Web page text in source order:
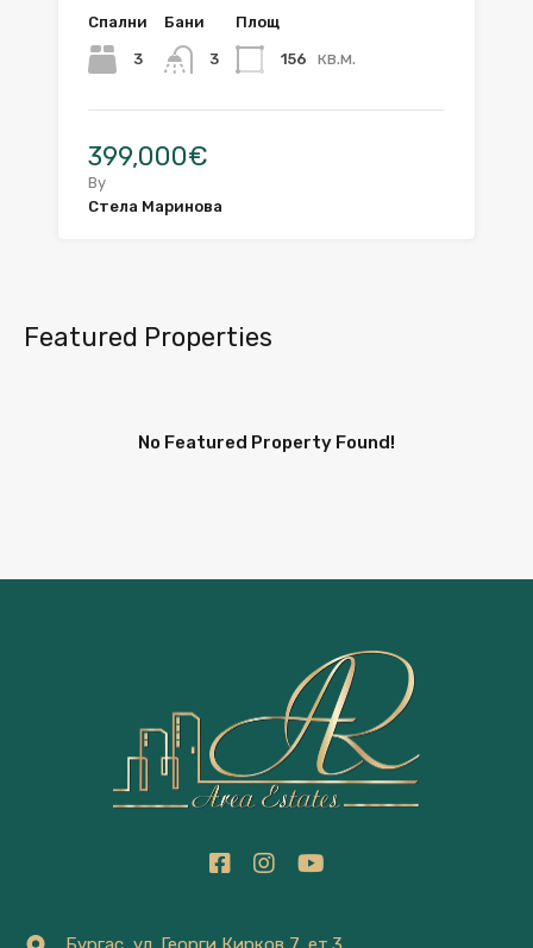
Спални
3
Бани
3
Площ
156 кв.м.
399,000€
By
Стела Маринова
Featured Properties
No Featured Property Found!